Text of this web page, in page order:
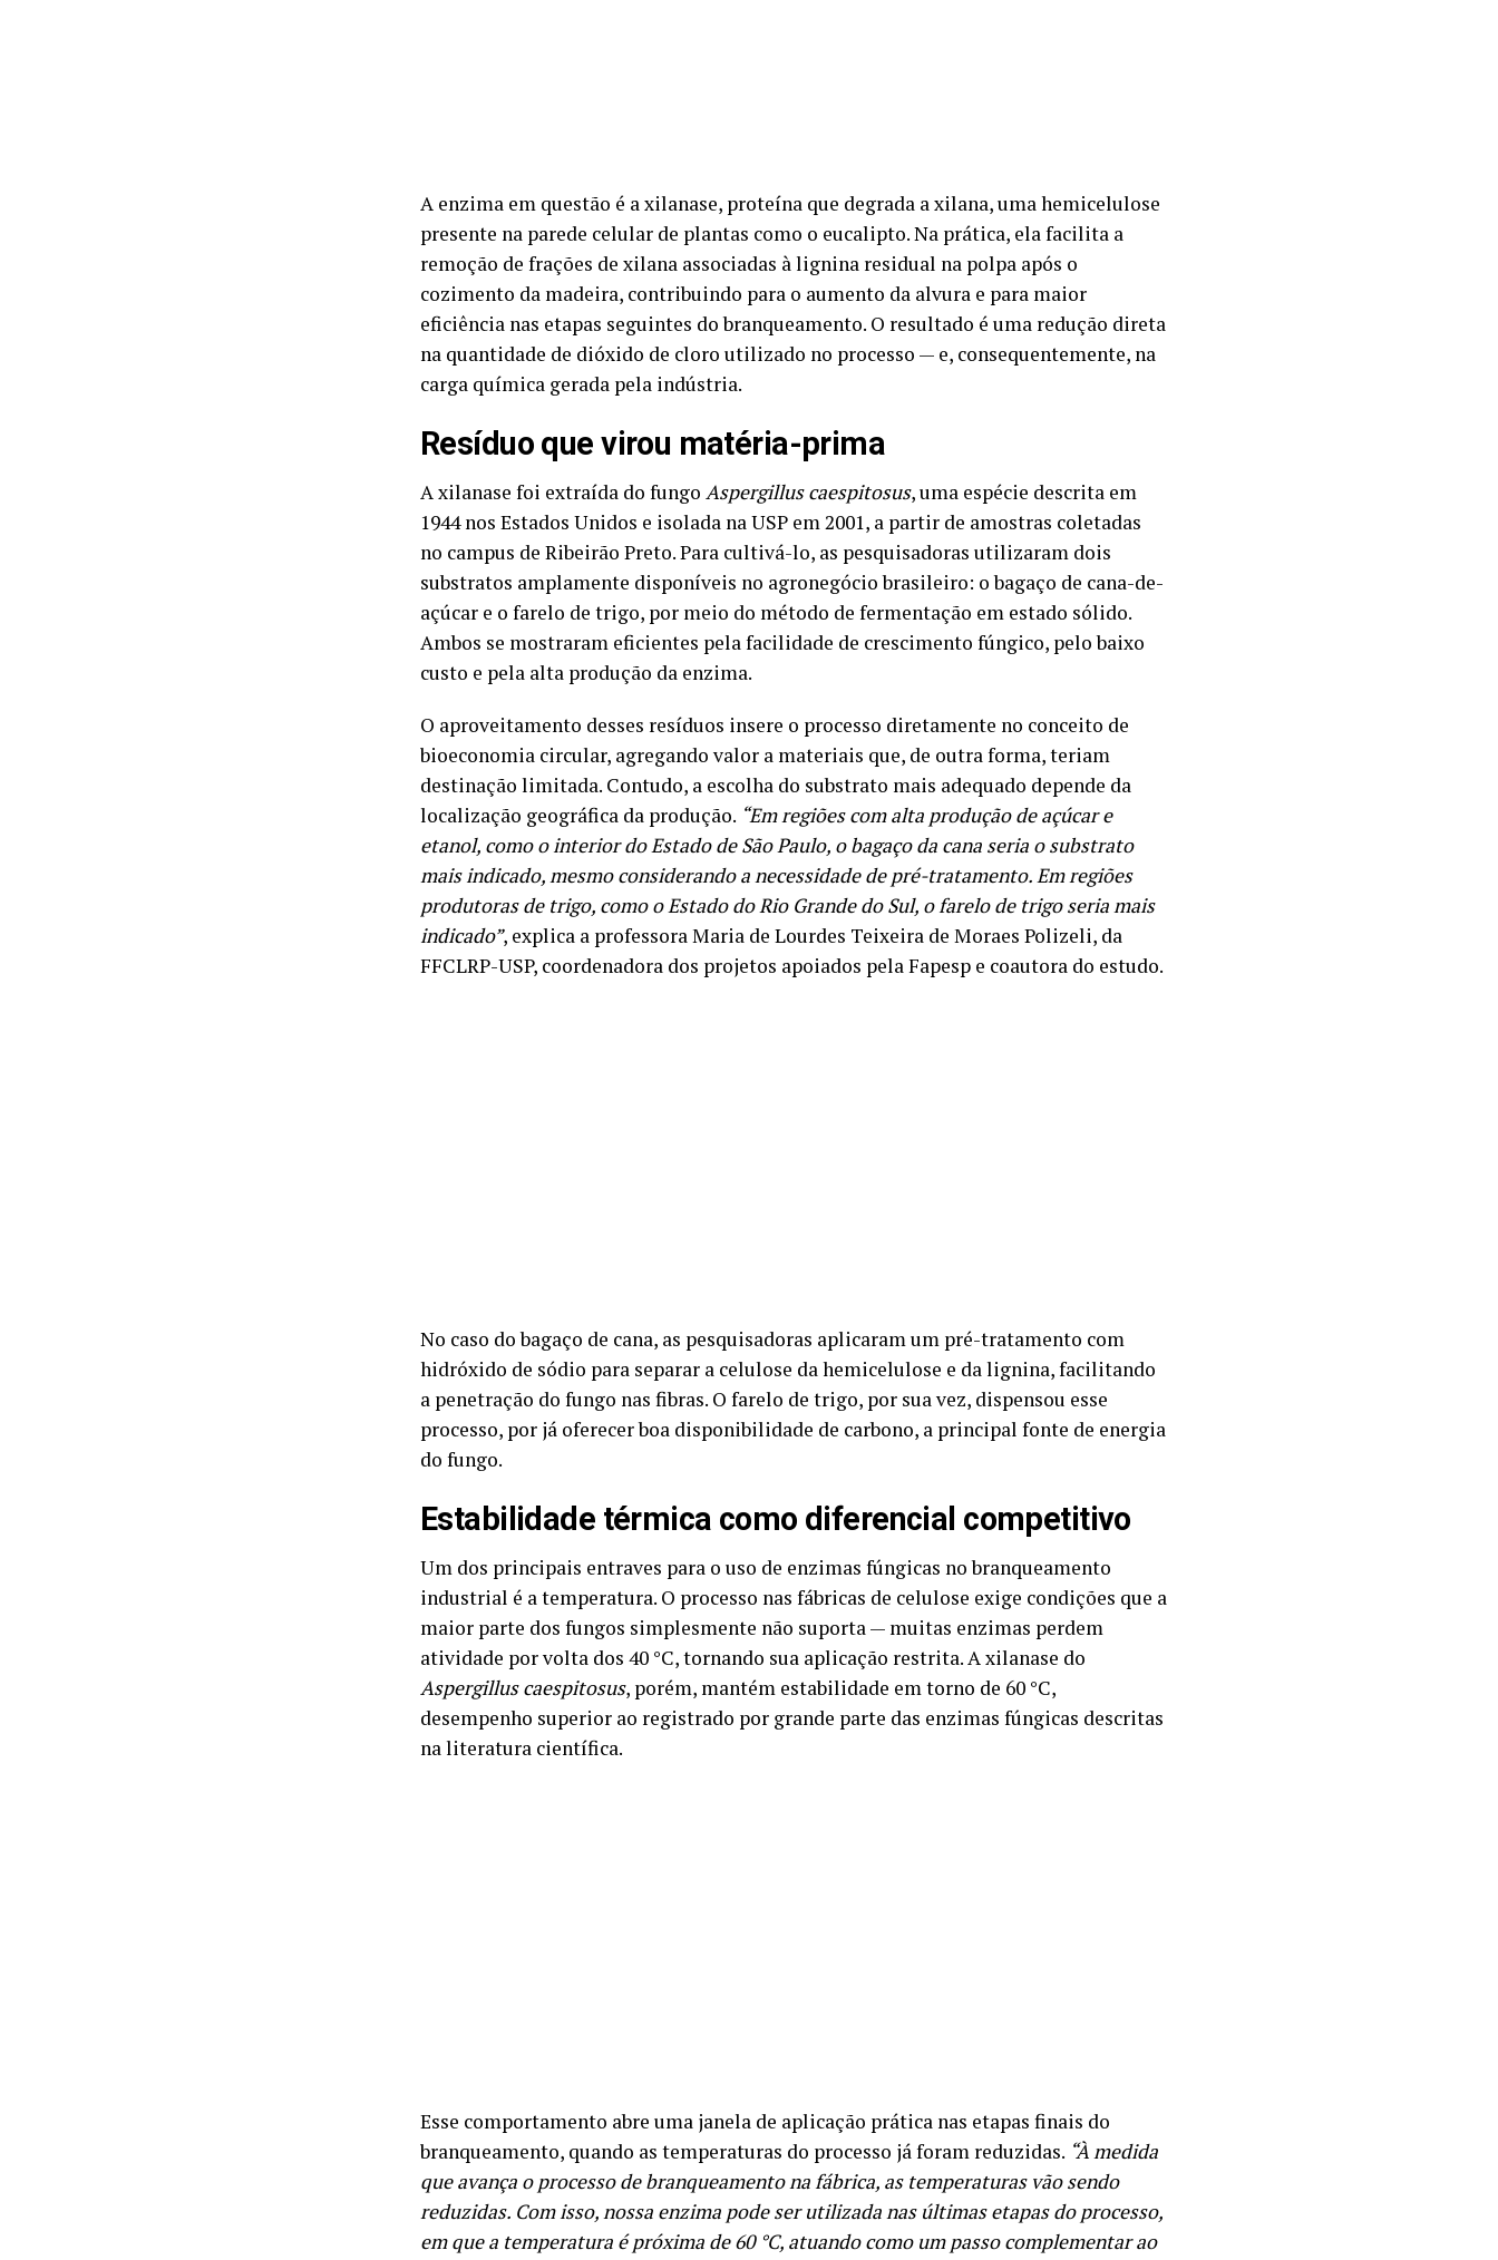
A enzima em questão é a xilanase, proteína que degrada a xilana, uma hemicelulose
presente na parede celular de plantas como o eucalipto. Na prática, ela facilita a
remoção de frações de xilana associadas à lignina residual na polpa após o
cozimento da madeira, contribuindo para o aumento da alvura e para maior
eficiência nas etapas seguintes do branqueamento. O resultado é uma redução direta
na quantidade de dióxido de cloro utilizado no processo — e, consequentemente, na
carga química gerada pela indústria.
Resíduo que virou matéria-prima
A xilanase foi extraída do fungo Aspergillus caespitosus, uma espécie descrita em
1944 nos Estados Unidos e isolada na USP em 2001, a partir de amostras coletadas
no campus de Ribeirão Preto. Para cultivá-lo, as pesquisadoras utilizaram dois
substratos amplamente disponíveis no agronegócio brasileiro: o bagaço de cana-de-
açúcar e o farelo de trigo, por meio do método de fermentação em estado sólido.
Ambos se mostraram eficientes pela facilidade de crescimento fúngico, pelo baixo
custo e pela alta produção da enzima.
O aproveitamento desses resíduos insere o processo diretamente no conceito de
bioeconomia circular, agregando valor a materiais que, de outra forma, teriam
destinação limitada. Contudo, a escolha do substrato mais adequado depende da
localização geográfica da produção. “Em regiões com alta produção de açúcar e
etanol, como o interior do Estado de São Paulo, o bagaço da cana seria o substrato
mais indicado, mesmo considerando a necessidade de pré-tratamento. Em regiões
produtoras de trigo, como o Estado do Rio Grande do Sul, o farelo de trigo seria mais
indicado”, explica a professora Maria de Lourdes Teixeira de Moraes Polizeli, da
FFCLRP-USP, coordenadora dos projetos apoiados pela Fapesp e coautora do estudo.
No caso do bagaço de cana, as pesquisadoras aplicaram um pré-tratamento com
hidróxido de sódio para separar a celulose da hemicelulose e da lignina, facilitando
a penetração do fungo nas fibras. O farelo de trigo, por sua vez, dispensou esse
processo, por já oferecer boa disponibilidade de carbono, a principal fonte de energia
do fungo.
Estabilidade térmica como diferencial competitivo
Um dos principais entraves para o uso de enzimas fúngicas no branqueamento
industrial é a temperatura. O processo nas fábricas de celulose exige condições que a
maior parte dos fungos simplesmente não suporta — muitas enzimas perdem
atividade por volta dos 40 °C, tornando sua aplicação restrita. A xilanase do
Aspergillus caespitosus, porém, mantém estabilidade em torno de 60 °C,
desempenho superior ao registrado por grande parte das enzimas fúngicas descritas
na literatura científica.
Esse comportamento abre uma janela de aplicação prática nas etapas finais do
branqueamento, quando as temperaturas do processo já foram reduzidas. “À medida
que avança o processo de branqueamento na fábrica, as temperaturas vão sendo
reduzidas. Com isso, nossa enzima pode ser utilizada nas últimas etapas do processo,
em que a temperatura é próxima de 60 °C, atuando como um passo complementar ao